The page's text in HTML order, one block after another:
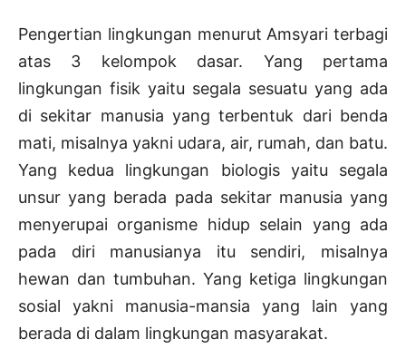
Pengertian lingkungan menurut Amsyari terbagi
atas 3 kelompok dasar. Yang pertama
lingkungan fisik yaitu segala sesuatu yang ada
di sekitar manusia yang terbentuk dari benda
mati, misalnya yakni udara, air, rumah, dan batu.
Yang kedua lingkungan biologis yaitu segala
unsur yang berada pada sekitar manusia yang
menyerupai organisme hidup selain yang ada
pada diri manusianya itu sendiri, misalnya
hewan dan tumbuhan. Yang ketiga lingkungan
sosial yakni manusia-mansia yang lain yang
berada di dalam lingkungan masyarakat.